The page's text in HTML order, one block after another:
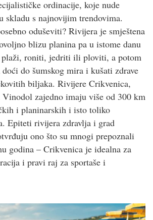
ordinacije, koje nude
skladu s najnovijim trendovima.
oduševiti? Rivijera je smještena
blizu planina pa u istome danu
plaži, roniti, jedriti ili ploviti, a potom
doći do šumskog mira i kušati zdrave
biljaka. Rivijere Crikvenica,
zajedno imaju više od 300 km
i planinarskih i isto toliko
Epiteti rivijera zdravlja i grad
ono što su mnogi prepoznali
godina – Crikvenica je idealna za
i pravi raj za sportaše i